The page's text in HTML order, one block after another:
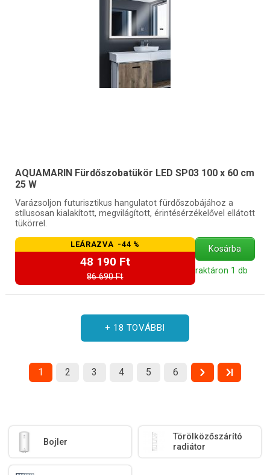
AQUAMARIN Fürdőszobatükör LED SP03 100 x 60 cm
25 W
Varázsoljon futurisztikus hangulatot fürdőszobájához a
stílusosan kialakított, megvilágított, érintésérzékelővel ellátott
tükörrel.
LEÁRAZVA -44 %
48 190 Ft
86 690 Ft
Kosárba
raktáron 1 db
+ 18 TOVÁBBI
1 2 3 4 5 6
Bojler
Törölközőszárító
radiátor